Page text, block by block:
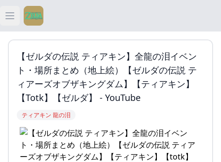
Open main menu
ティアキン
ティアキン 祠
ティアキン 武器
【ゼルダの伝説 ティアキン】全龍の泪イベン
ト・場所まとめ（地上絵）【ゼルダの伝説 テ
ィアーズオブザキングダム】【ティアキン】
【totk】【ゼルダ】 - YouTube
ティアキン 龍の泪